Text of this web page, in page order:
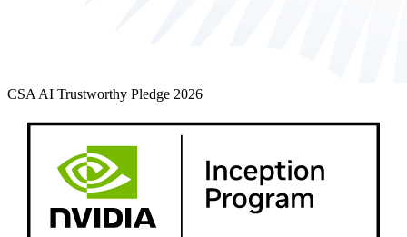
CSA AI Trustworthy Pledge 2026